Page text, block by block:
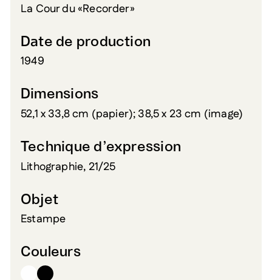
La Cour du «Recorder»
Date de production
1949
Dimensions
52,1 x 33,8 cm (papier); 38,5 x 23 cm (image)
Technique d’expression
Lithographie, 21/25
Objet
Estampe
Couleurs